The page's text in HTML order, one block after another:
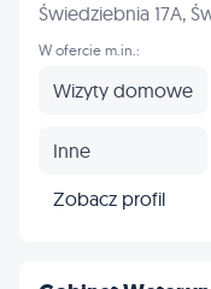
Świedziebnia 17A,
W ofercie m.in.:
Wizyty domowe
Inne
Zobacz profil